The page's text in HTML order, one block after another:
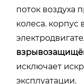
поток воздуха
колеса. корпус
исключает
эксплуатации.